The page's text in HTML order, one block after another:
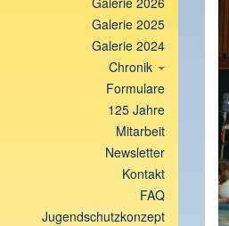
Galerie 2025
Galerie 2024
Chronik
Formulare
125 Jahre
Mitarbeit
Newsletter
Kontakt
FAQ
Jugendschutzkonzept